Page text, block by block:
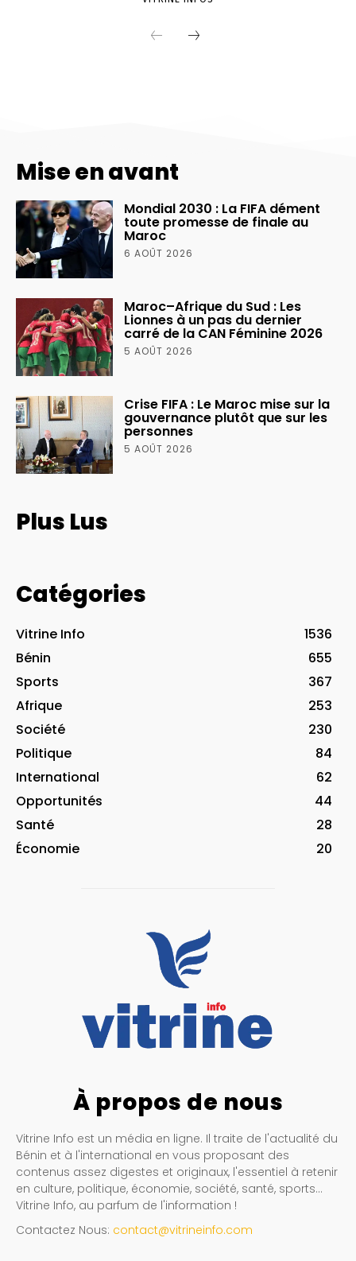
Mise en avant
Mondial 2030 : La FIFA dément
toute promesse de finale au
Maroc
6 AOÛT 2026
Maroc–Afrique du Sud : Les
Lionnes à un pas du dernier
carré de la CAN Féminine 2026
5 AOÛT 2026
Crise FIFA : Le Maroc mise sur la
gouvernance plutôt que sur les
personnes
5 AOÛT 2026
Plus Lus
Catégories
Vitrine Info
1536
Bénin
655
Sports
367
Afrique
253
Société
230
Politique
84
International
62
Opportunités
44
Santé
28
Économie
20
À propos de nous
Vitrine Info est un média en ligne. Il traite de l'actualité du
Bénin et à l'international en vous proposant des
contenus assez digestes et originaux, l'essentiel à retenir
en culture, politique, économie, société, santé, sports…
Vitrine Info, au parfum de l'information !
Contactez Nous: contact@vitrineinfo.com